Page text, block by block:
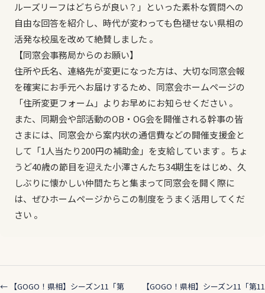
ルーズリーフはどちらが良い？」といった素朴な質問への
自由な回答を紹介し、時代が変わっても色褪せない県相の
活発な校風を改めて絶賛しました 。
【同窓会事務局からのお願い】
住所や氏名、連絡先が変更になった方は、大切な同窓会報
を確実にお手元へお届けするため、同窓会ホームページの
「住所変更フォーム」よりお早めにお知らせください 。
また、同期会や部活動のOB・OG会を開催される幹事の皆
さまには、同窓会から案内状の通信費などの開催支援金と
して「1人当たり200円の補助金」を支給しています 。ちょ
うど40歳の節目を迎えた小澤さんたち34期生をはじめ、久
しぶりに懐かしい仲間たちと集まって同窓会を開く際に
は、ぜひホームページからこの制度をうまく活用してくだ
さい 。
← 【GOGO！県相】シーズン11「第 【GOGO！県相】シーズン11「第11